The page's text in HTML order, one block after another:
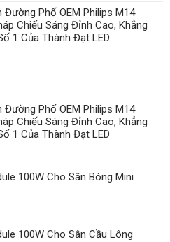
Mini
Module
100W
Cho
Sân
Đường Phố OEM Philips M14
Chiếu Sáng Đỉnh Cao, Khẳng
1 Của Thành Đạt LED
Đường Phố OEM Philips M14
Chiếu Sáng Đỉnh Cao, Khẳng
1 Của Thành Đạt LED
100W Cho Sân Bóng Mini
100W Cho Sân Cầu Lông